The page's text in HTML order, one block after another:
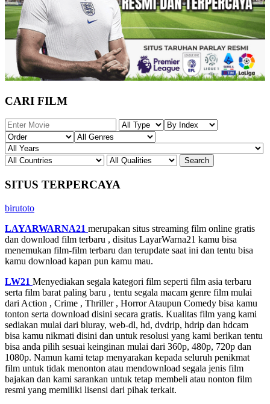
CARI FILM
SITUS TERPERCAYA
birutoto
LAYARWARNA21 merupakan situs streaming film online gratis
dan download film terbaru , disitus LayarWarna21 kamu bisa
menemukan film-film terbaru dan terupdate saat ini dan tentu bisa
kamu download kapan pun kamu mau.
LW21 Menyediakan segala kategori film seperti film asia terbaru
serta film barat paling baru , tentu segala macam genre film mulai
dari Action , Crime , Thriller , Horror Ataupun Comedy bisa kamu
tonton serta download disini secara gratis. Kualitas film yang kami
sediakan mulai dari bluray, web-dl, hd, dvdrip, hdrip dan hdcam
bisa kamu nikmati disini dan untuk resolusi yang kami berikan tentu
bisa anda pilih sesuai keinginan mulai dari 360p, 480p, 720p dan
1080p. Namun kami tetap menyarakan kepada seluruh penikmat
film untuk tidak menonton atau mendownload segala jenis film
bajakan dan kami sarankan untuk tetap membeli atau nonton film
resmi yang memiliki lisensi dari pihak terkait.